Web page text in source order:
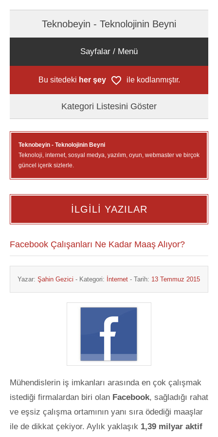
Teknobeyin - Teknolojinin Beyni
Sayfalar / Menü
Bu sitedeki her şey ile kodlanmıştır.
Kategori Listesini Göster
Teknobeyin - Teknolojinin Beyni
Teknoloji, internet, sosyal medya, yazılım, oyun, webmaster ve birçok
güncel içerik sizlerle.
İLGİLİ YAZILAR
Facebook Çalışanları Ne Kadar Maaş Alıyor?
Yazar: Şahin Gezici - Kategori: İnternet - Tarih: 13 Temmuz 2015
Mühendislerin iş imkanları arasında en çok çalışmak
istediği firmalardan biri olan Facebook, sağladığı rahat
ve eşsiz çalışma ortamının yanı sıra ödediği maaşlar
ile de dikkat çekiyor. Aylık yaklaşık 1,39 milyar aktif